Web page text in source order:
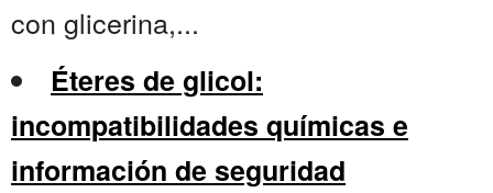
con glicerina,...
Éteres de glicol:
incompatibilidades químicas e
información de seguridad